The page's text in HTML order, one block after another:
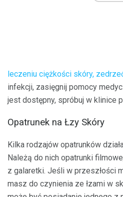
leczeniu ciężkości skóry,
infekcji, zasięgnij pomocy
jest dostępny, spróbuj w klinice
Opatrunek na Łzy Skóry
Kilka rodzajów opatrunków
Należą do nich opatrunki
z galaretki. Jeśli w przeszłości
masz do czynienia ze łzami w